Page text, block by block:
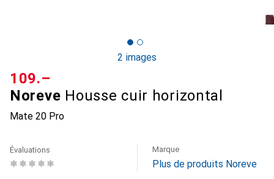
2 images
Noreve Housse cuir horizontal
Mate 20 Pro
CHF
109.–
Évaluations Marque
Plus de produits Noreve